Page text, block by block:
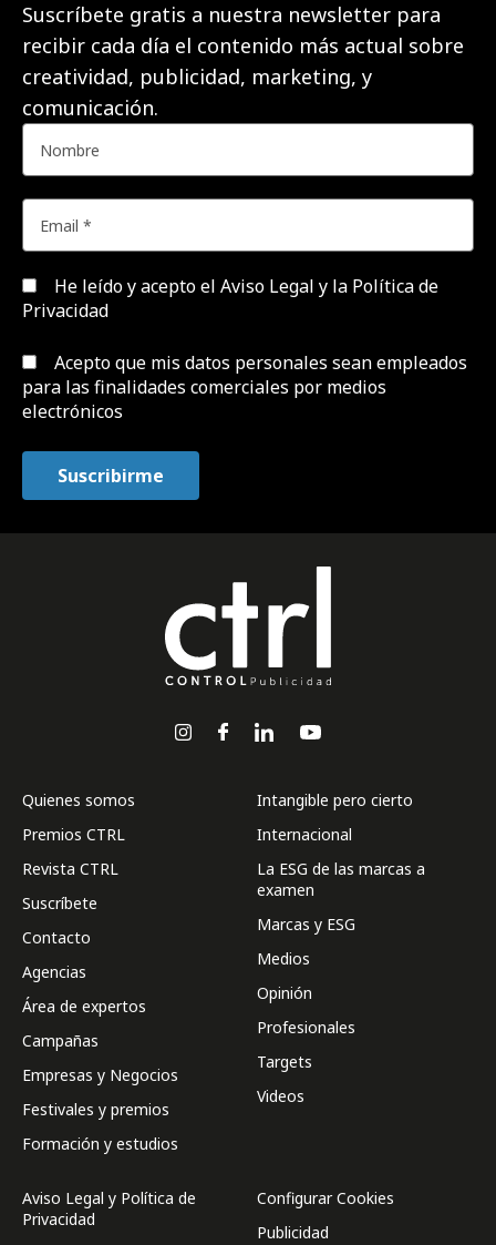
Suscríbete gratis a nuestra newsletter para
recibir cada día el contenido más actual sobre
creatividad, publicidad, marketing, y
comunicación.
He leído y acepto el Aviso Legal y la Política de
Privacidad
Acepto que mis datos personales sean empleados
para las finalidades comerciales por medios
electrónicos
Quienes somos
Premios CTRL
Revista CTRL
Suscríbete
Contacto
Agencias
Área de expertos
Campañas
Empresas y Negocios
Festivales y premios
Formación y estudios
Intangible pero cierto
Internacional
La ESG de las marcas a
examen
Marcas y ESG
Medios
Opinión
Profesionales
Targets
Videos
Aviso Legal y Política de
Privacidad
Configurar Cookies
Publicidad